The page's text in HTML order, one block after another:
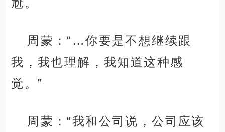
尬。
周蒙：“…你要是不想继续跟
我，我也理解，我知道这种感
觉。”
周蒙：“我和公司说，公司应该